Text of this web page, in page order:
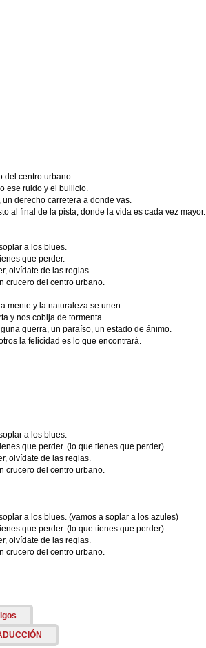
del centro urbano.
ese ruido y el bullicio.
un derecho carretera a donde vas.
al final de la pista, donde la vida es cada vez mayor.
a los blues.
que perder.
olvídate de las reglas.
crucero del centro urbano.
mente y la naturaleza se unen.
y nos cobija de tormenta.
guerra, un paraíso, un estado de ánimo.
la felicidad es lo que encontrará.
a los blues.
que perder. (lo que tienes que perder)
olvídate de las reglas.
crucero del centro urbano.
a los blues. (vamos a soplar a los azules)
que perder. (lo que tienes que perder)
olvídate de las reglas.
crucero del centro urbano.